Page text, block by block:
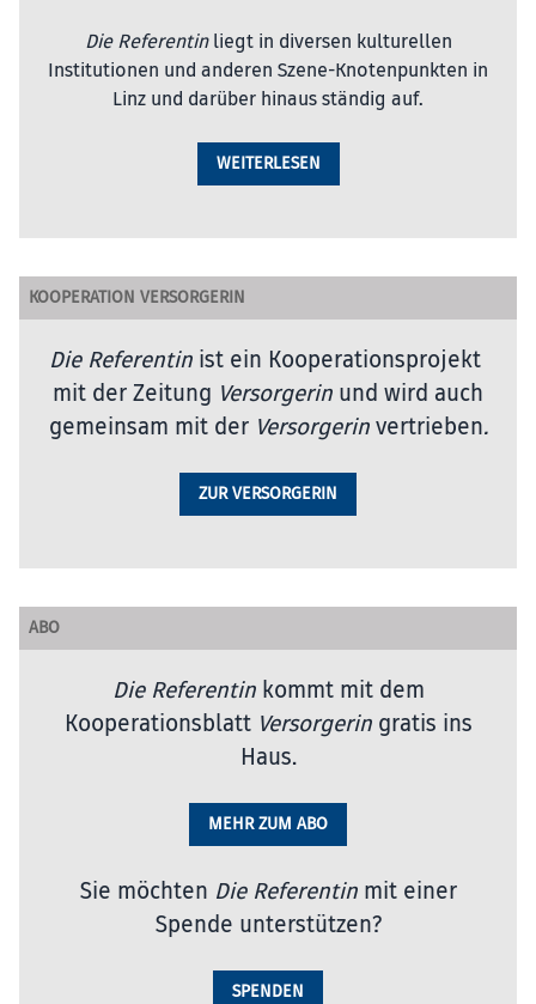
Die Referentinliegt in diversen kulturellen
Institutionen und anderen Szene-Knotenpunkten in
Linz und darüber hinaus ständig auf.
WEITERLESEN
KOOPERATION VERSORGERIN
Die Referentin ist ein Kooperationsprojekt
mit der Zeitung Versorgerin und wird auch
gemeinsam mit der Versorgerinvertrieben.
ZUR VERSORGERIN
ABO
Die Referentinkommt mit dem
Kooperationsblatt Versorgeringratis ins
Haus.
MEHR ZUM ABO
Sie möchten Die Referentinmit einer
Spende unterstützen?
SPENDEN